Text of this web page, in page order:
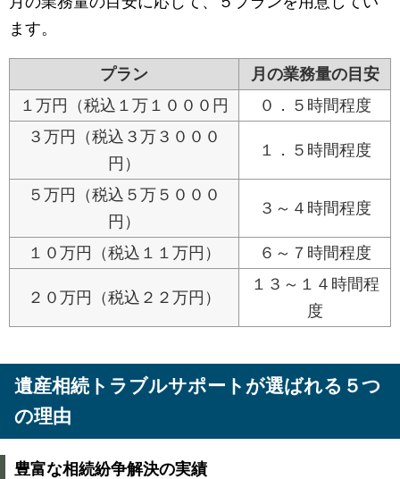
ます。
プラン
月の業務量の目安
１万円（税込１万１０００円
０．５時間程度
３万円（税込３万３０００
円）
１．５時間程度
５万円（税込５万５０００
円）
３～４時間程度
１０万円（税込１１万円） ６～７時間程度
２０万円（税込２２万円）
１３～１４時間程
度
遺産相続トラブルサポートが選ばれる５つ
の理由
豊富な相続紛争解決の実績